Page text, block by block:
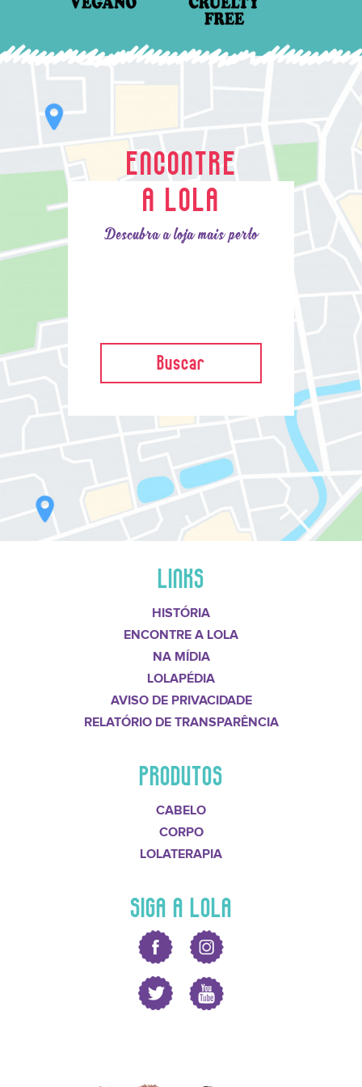
ENCONTRE
A LOLA
Descubra a loja mais perto
Buscar
LINKS
HISTÓRIA
ENCONTRE A LOLA
NA MÍDIA
LOLAPÉDIA
AVISO DE PRIVACIDADE
RELATÓRIO DE TRANSPARÊNCIA
PRODUTOS
CABELO
CORPO
LOLATERAPIA
SIGA A LOLA